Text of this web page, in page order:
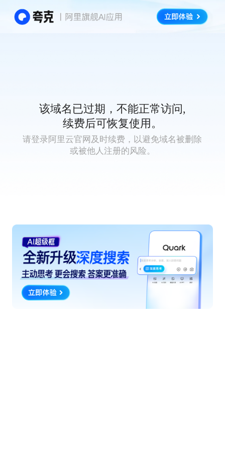
该域名已过期，不能正常访问,
续费后可恢复使用。
请登录阿里云官网及时续费，以避免域名被删除
或被他人注册的风险。